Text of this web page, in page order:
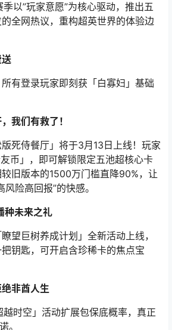
以”玩家意愿”为核心驱动，推出五
全网热议，重构超英世界的体验边
有登录玩家即刻获「白寡妇」基础
我们有救了！
死侍餐厅」将于3月13日上线！玩家
币」，即可解锁限定五池超核心卡
旧版本的1500万门槛直降90%，让
险高回报”的快感。
种未来之礼
望巨树养成计划」全新活动上线，
钥匙，可开启含珍稀卡的焦点宝
非酋人生
时空」活动扩展包保底概率，真正
。